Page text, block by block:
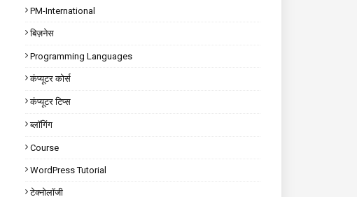
PM-International
बिज़नेस
Programming Languages
कंप्यूटर कोर्स
कंप्यूटर टिप्स
ब्लॉगिंग
Course
WordPress Tutorial
टेक्नोलॉजी